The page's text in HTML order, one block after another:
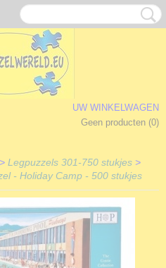
UW WINKELWAGEN
Geen producten (0)
> Legpuzzels 301-750 stukjes >
- Holiday Camp - 500 stukjes